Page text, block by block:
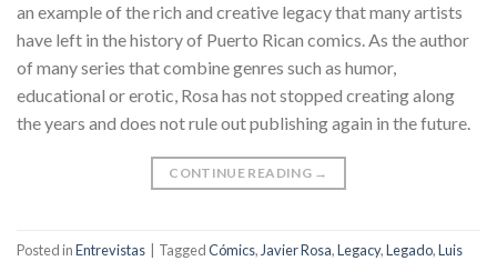
an example of the rich and creative legacy that many artists
have left in the history of Puerto Rican comics. As the author
of many series that combine genres such as humor,
educational or erotic, Rosa has not stopped creating along
the years and does not rule out publishing again in the future.
CONTINUE READING →
Posted inEntrevistas TaggedCómics, Javier Rosa,Legacy,Legado,Luis